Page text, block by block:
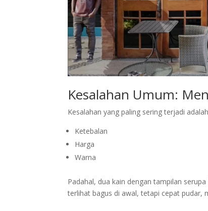
Kesalahan Umum:
Kesalahan yang paling sering terjadi
Ketebalan
Harga
Warna
Padahal, dua kain dengan tampilan
terlihat bagus di awal, tetapi cepat pudar,